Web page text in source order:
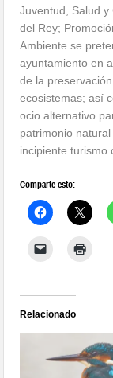
Juventud, Salud
del Rey;
Ambiente se
ayuntamiento en
de la
ecosistemas; así
ocio alternativo
patrimonio
incipiente turismo
Comparte esto:
Relacionado